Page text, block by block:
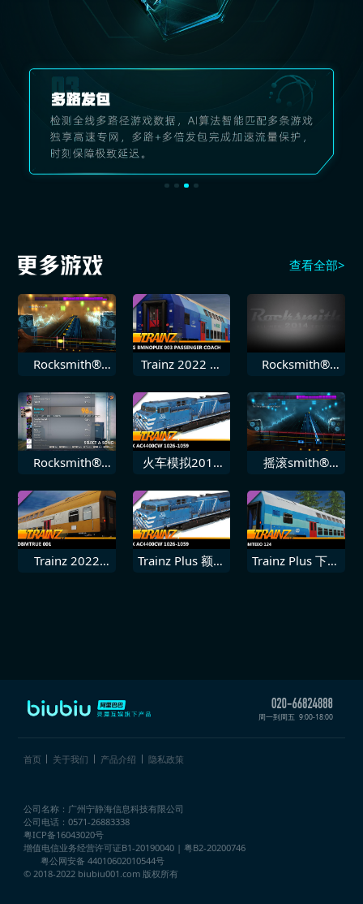
查看全部>
Rocksmith®
刻
Trainz 2022 扩
Bmnopux 003
Rocksmith®
迷失
Rocksmith®
补救
火车模拟2019
AC4400CW
10261059
摇滚smith®
Shinedown 45
Trainz 2022
Trainz Plus 额外
Trainz Plus 下载
周一到周五 9:00-18:00
首页 关于我们 产品介绍 隐私政策
公司名称：广州宁静海信息科技有限公司
公司电话：0571-26883338
粤ICP备16043020号
增值电信业务经营许可证B1-20190040 | 粤B2-20200746
粤公网安备 44010602010544号
© 2018-2022 biubiu001.com 版权所有